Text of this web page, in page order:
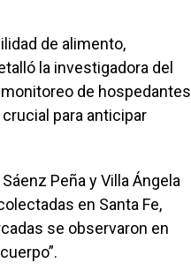
de alimento,
la investigadora del
de hospedantes
para anticipar
Peña y Villa Ángela
en Santa Fe,
se observaron en